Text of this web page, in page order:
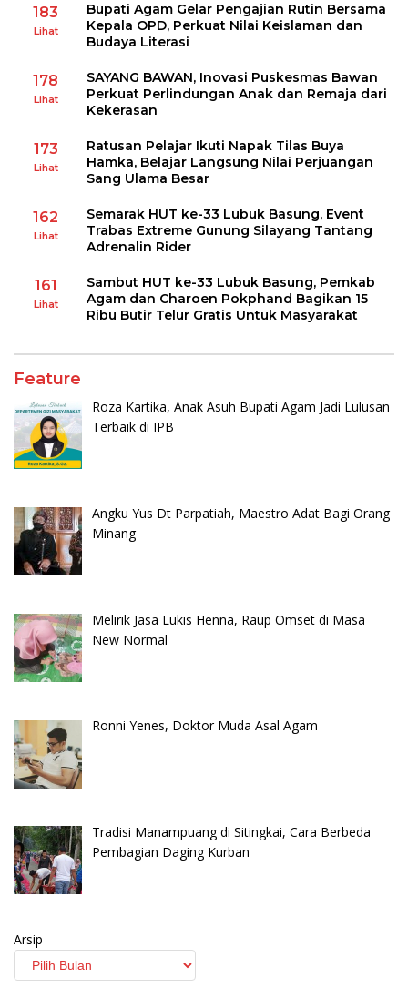
183
Lihat
Bupati Agam Gelar Pengajian Rutin Bersama
Kepala OPD, Perkuat Nilai Keislaman dan
Budaya Literasi
178
Lihat
SAYANG BAWAN, Inovasi Puskesmas Bawan
Perkuat Perlindungan Anak dan Remaja dari
Kekerasan
173
Lihat
Ratusan Pelajar Ikuti Napak Tilas Buya
Hamka, Belajar Langsung Nilai Perjuangan
Sang Ulama Besar
162
Lihat
Semarak HUT ke-33 Lubuk Basung, Event
Trabas Extreme Gunung Silayang Tantang
Adrenalin Rider
161
Lihat
Sambut HUT ke-33 Lubuk Basung, Pemkab
Agam dan Charoen Pokphand Bagikan 15
Ribu Butir Telur Gratis Untuk Masyarakat
Feature
Roza Kartika, Anak Asuh Bupati Agam Jadi Lulusan
Terbaik di IPB
Angku Yus Dt Parpatiah, Maestro Adat Bagi Orang
Minang
Melirik Jasa Lukis Henna, Raup Omset di Masa
New Normal
Ronni Yenes, Doktor Muda Asal Agam
Tradisi Manampuang di Sitingkai, Cara Berbeda
Pembagian Daging Kurban
Arsip